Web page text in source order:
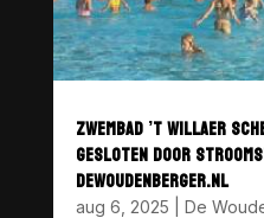
ZWEMBAD ’T WILLAER
GESLOTEN DOOR
DEWOUDENBERGER.NL
aug 6, 2025
De